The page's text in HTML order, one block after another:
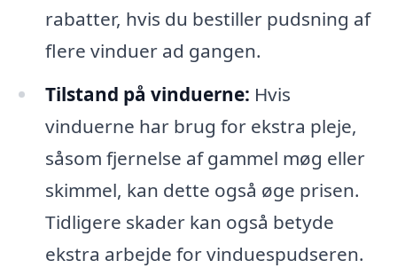
rabatter, hvis du bestiller pudsning af
flere vinduer ad gangen.
Tilstand på vinduerne: Hvis
vinduerne har brug for ekstra pleje,
såsom fjernelse af gammel møg eller
skimmel, kan dette også øge prisen.
Tidligere skader kan også betyde
ekstra arbejde for vinduespudseren.